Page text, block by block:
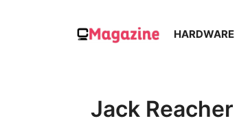
HARDWARE
Jack Reacher